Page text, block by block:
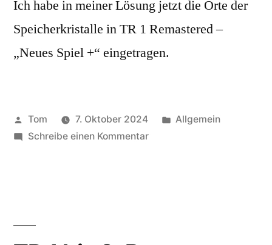
Ich habe in meiner Lösung jetzt die Orte der
Speicherkristalle in TR 1 Remastered –
„Neues Spiel +“ eingetragen.
Veröffentlicht
von
Tom 7. Oktober 2024
Veröffentlicht
Allgemein
Schreibe einen Kommentarzu